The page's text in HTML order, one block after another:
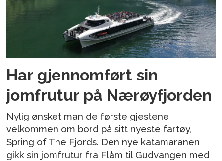
Har gjennomført sin
jomfrutur på Nærøyfjorden
Nylig ønsket man de første gjestene
velkommen om bord på sitt nyeste fartøy,
Spring of The Fjords. Den nye katamaranen
gikk sin jomfrutur fra Flåm til Gudvangen med